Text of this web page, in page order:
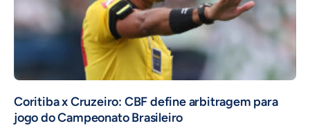
Coritiba x Cruzeiro: CBF define arbitragem para
jogo do Campeonato Brasileiro